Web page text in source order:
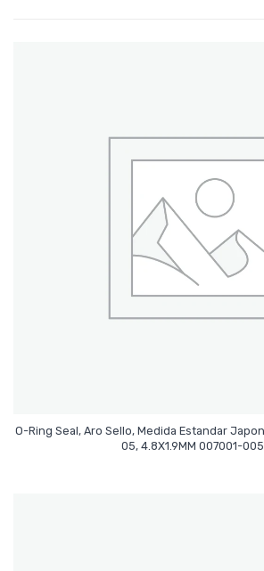
O-Ring Seal, Aro Sello, Medida Estandar
05, 4.8X1.9MM 007001-
Leer Más